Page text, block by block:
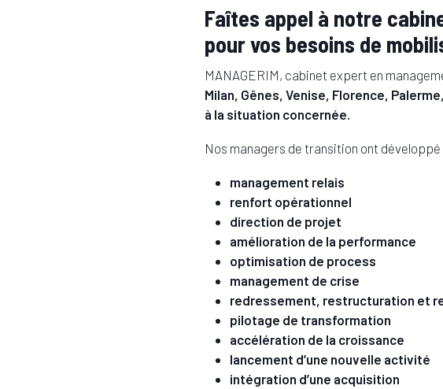
Faîtes appel à notre
pour vos besoins de
MANAGERIM, cabinet expert en
Milan, Gênes, Venise, Florence,
à la situation concernée.
Nos managers de transition ont
management relais
renfort opérationnel
direction de projet
amélioration de la performance
optimisation de process
management de crise
redressement, restructuration et
pilotage de transformation
accélération de la croissance
lancement d’une nouvelle activité
intégration d’une acquisition